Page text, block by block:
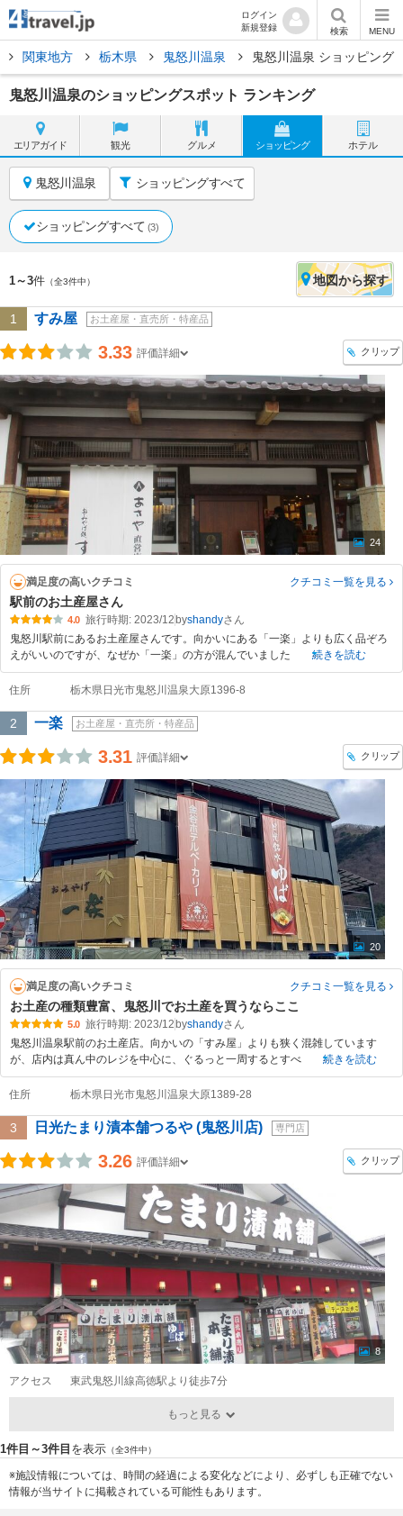
ログイン
新規登録
検索 MENU
関東地方 栃木県 鬼怒川温泉 鬼怒川温泉 ショッピング
鬼怒川温泉のショッピングスポット ランキング
エリアガイド 観光 グルメ ショッピング ホテル
鬼怒川温泉 ショッピングすべて
ショッピングすべて (3)
1～3件 （全3件中） 地図から探す
1 すみ屋 お土産屋・直売所・特産品
3.33 評価詳細 クリップ
24
満足度の高いクチコミ クチコミ一覧を見る
駅前のお土産屋さん
4.0 旅行時期: 2023/12 byshandy
鬼怒川駅前にあるお土産屋さんです。向かいにある「一楽」よりも広く品ぞろ
えがいいのですが、なぜか「一楽」の方が混んでいました
続きを読む
住所 栃木県日光市鬼怒川温泉大原1396-8
2 一楽 お土産屋・直売所・特産品
3.31 評価詳細 クリップ
20
満足度の高いクチコミ クチコミ一覧を見る
お土産の種類豊富、鬼怒川でお土産を買うならここ
5.0 旅行時期: 2023/12 byshandy
鬼怒川温泉駅前のお土産店。向かいの「すみ屋」よりも狭く混雑しています
が、店内は真ん中のレジを中心に、ぐるっと一周するとすべ
続きを読む
住所 栃木県日光市鬼怒川温泉大原1389-28
3 日光たまり漬本舗つるや (鬼怒川店) 専門店
3.26 評価詳細 クリップ
8
アクセス 東武鬼怒川線高徳駅より徒歩7分
もっと見る
1件目～3件目 を表示 （全3件中）
※施設情報については、時間の経過による変化などにより、必ずしも正確でない
情報が当サイトに掲載されている可能性もあります。